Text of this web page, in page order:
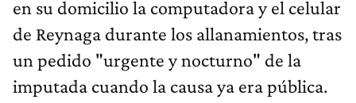
en su domicilio la computadora y el celular
de Reynaga durante los allanamientos, tras
un pedido "urgente y nocturno" de la
imputada cuando la causa ya era pública.